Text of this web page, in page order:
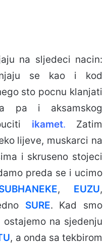
na sljedeci nacin:
se kao i kod
sto pocnu klanjati
pa i aksamskog
ikamet. Zatim
lijeve, muskarci na
i skruseno stojeci
preda se i ucimo
, EUZU,
SURE. Kad smo
na sjedenju
, a onda sa tekbirom